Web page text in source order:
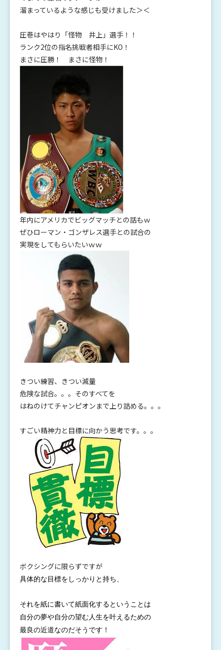
溜まっているような感じも受けました＞＜
圧巻はやはり「怪物 井上」選手！！
ランク2位の指名挑戦者相手にKO！
まさに圧勝！ まさに怪物！
年内にアメリカでビッグマッチとの話もｗ
ぜひローマン・ゴンザレス選手との試合の
実現をしてもらいたいｗｗ
きつい練習、きつい減量
危険な試合。。。そのすべてを
はねのけてチャンピオンまで上り詰める。。。
すごい精神力と目標に向かう思考です。。。
ボクシングに限らずですが
具体的な目標をし っかりと持ち、
それを紙に書いて紙面化するという ことは
自分の夢や自分の望む人生を叶えるための
最良の近道なのだそうです ！